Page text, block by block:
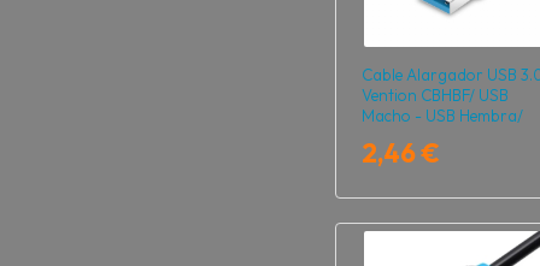
Cable Alargador USB
Vention CBHBF/ USB
Macho - USB Hembra/
2,46 €